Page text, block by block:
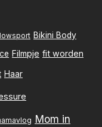
Bikini Body
Filmpje fit worden
Haar
Mom in